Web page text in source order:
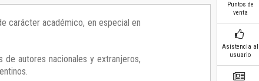
carácter académico, en especial en
autores nacionales y extranjeros,
Puntos de
venta
Asistencia al
usuario